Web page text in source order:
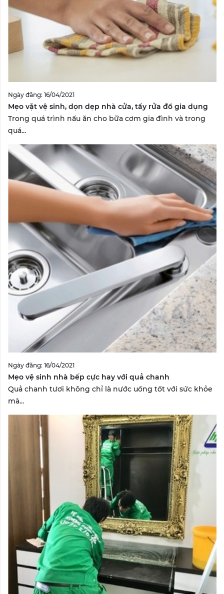
Ngày đăng: 16/04/2021
Mẹo vặt vệ sinh, dọn dẹp nhà cửa, tẩy rửa đồ gia dụng
Trong quá trình nấu ăn cho bữa cơm gia đình và trong
quá...
Ngày đăng: 16/04/2021
Mẹo vệ sinh nhà bếp cực hay với quả chanh
Quả chanh tươi không chỉ là nước uống tốt với sức khỏe
mà...